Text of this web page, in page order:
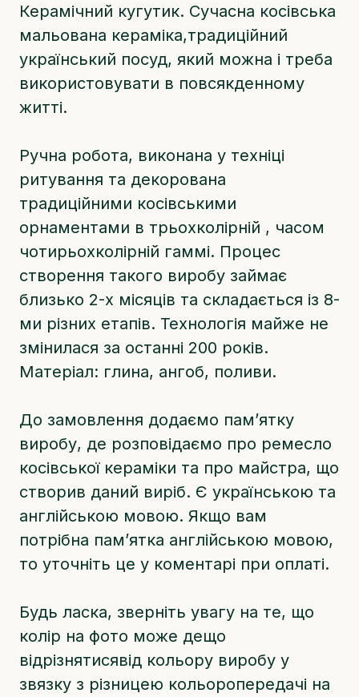
Керамічний кугутик. Сучасна косівська
мальована кераміка,традиційний
український посуд, який можна і треба
використовувати в повсякденному
житті.
Ручна робота, виконана у техніці
ритування та декорована
традиційними косівськими
орнаментами в трьохколірній , часом
чотирьохколірній гаммі. Процес
створення такого виробу займає
близько 2-х місяців та складається із 8-
ми різних етапів. Технологія майже не
змінилася за останні 200 років.
Матеріал: глина, ангоб, поливи.
До замовлення додаємо памʼятку
виробу, де розповідаємо про ремесло
косівської кераміки та про майстра, що
створив даний виріб. Є українською та
англійською мовою. Якщо вам
потрібна памʼятка англійською мовою,
то уточніть це у коментарі при оплаті.
Будь ласка, зверніть увагу на те, що
колір на фото може дещо
відрізнятисявід кольору виробу у
звязку з різницею кольоропередачі на